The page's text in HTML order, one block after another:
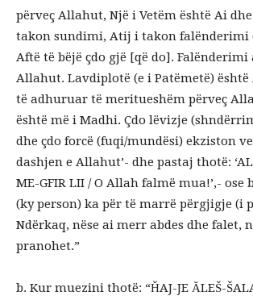
përveç Allahut, Një i Vetëm është Ai
takon sundimi, Atij i takon falënderimi
Aftë të bëjë çdo gjë [që do].
Allahut. Lavdiplotë (e i Patëmetë)
të adhuruar të meritueshëm përveç
është më i Madhi. Çdo lëvizje
dhe çdo forcë (fuqi/mundësi) ekziston
dashjen e Allahut’- dhe pastaj thotë:
ME-GFIR LII / O Allah falmë mua!’,- ose
(ky person) ka për të marrë përgjigje (i
Ndërkaq, nëse ai merr abdes dhe falet,
pranohet.”
b. Kur muezini thotë: “ȞAJ-JE ĂLEŠ-